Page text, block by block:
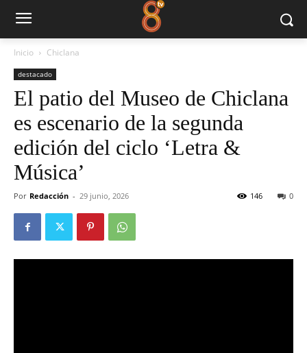
Inicio Chiclana
destacado
El patio del Museo de Chiclana
es escenario de la segunda
edición del ciclo ‘Letra &
Música’
Por Redacción - 29 junio, 2026 0
146